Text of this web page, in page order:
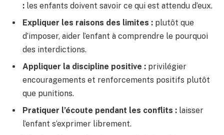
: les enfants doivent savoir ce qui est attendu d’eux.
Expliquer les raisons des limites : plutôt que
d’imposer, aider l’enfant à comprendre le pourquoi
des interdictions.
Appliquer la discipline positive : privilégier
encouragements et renforcements positifs plutôt
que punitions.
Pratiquer l’écoute pendant les conflits : laisser
l’enfant s’exprimer librement.